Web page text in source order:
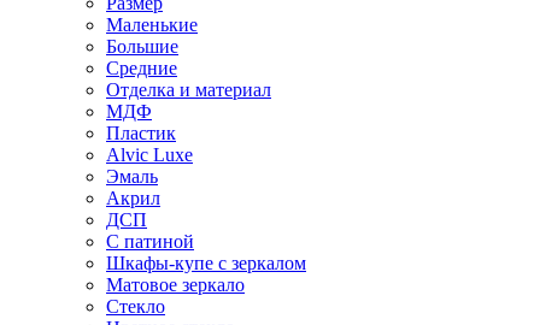
Маленькие
Большие
Средние
Отделка и материал
МДФ
Пластик
Alvic Luxe
Эмаль
Акрил
ДСП
С патиной
Шкафы-купе с зеркалом
Матовое зеркало
Стекло